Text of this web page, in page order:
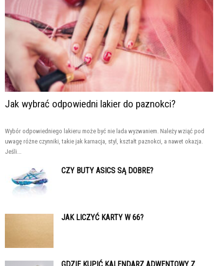
Jak wybrać odpowiedni lakier do paznokci?
Wybór odpowiedniego lakieru może być nie lada wyzwaniem. Należy wziąć pod
uwagę różne czynniki, takie jak karnacja, styl, kształt paznokci, a nawet okazja.
Jeśli...
CZY BUTY ASICS SĄ DOBRE?
JAK LICZYĆ KARTY W 66?
GDZIE KUPIĆ KALENDARZ ADWENTOWY Z